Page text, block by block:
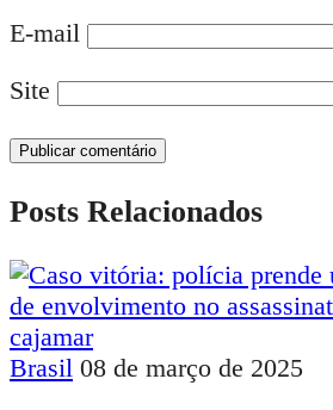
E-mail
Site
Posts Relacionados
Brasil 08 de março de 2025